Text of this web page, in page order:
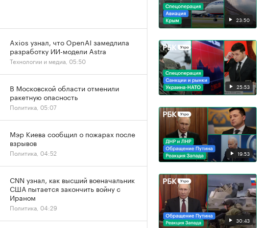
23:50
25:53
19:53
30:43
Axios узнал, что OpenAI замедлила
разработку ИИ-модели Astra
Технологии и медиа, 05:50
В Московской области отменили
ракетную опасность
Политика, 05:07
Мэр Киева сообщил о пожарах после
взрывов
Политика, 04:52
CNN узнал, как высший военачальник
США пытается закончить войну с
Ираном
Политика, 04:29